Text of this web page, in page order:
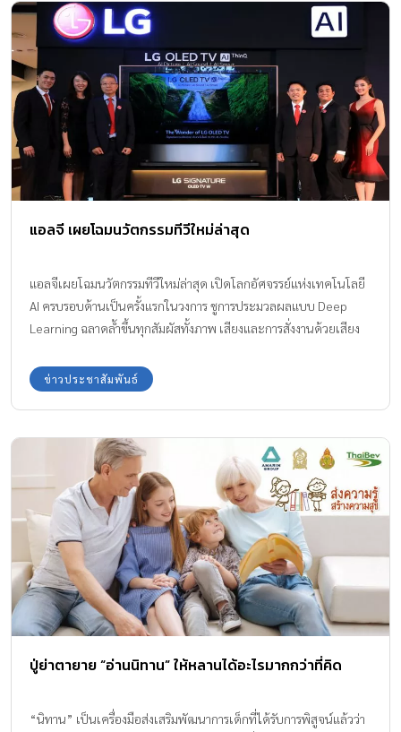
แอลจี เผยโฉมนวัตกรรมทีวีใหม่ล่าสุด
แอลจีเผยโฉมนวัตกรรมทีวีใหม่ล่าสุด เปิดโลกอัศจรรย์แห่งเทคโนโลยี
AI ครบรอบด้านเป็นครั้งแรกในวงการ ชูการประมวลผลแบบ Deep
Learning ฉลาดล้ำขึ้นทุกสัมผัสทั้งภาพ เสียงและการสั่งงานด้วยเสียง
ข่าวประชาสัมพันธ์
ปู่ย่าตายาย “อ่านนิทาน” ให้หลานได้อะไรมากกว่าที่คิด
“นิทาน” เป็นเครื่องมือส่งเสริมพัฒนาการเด็กที่ได้รับการพิสูจน์แล้วว่า